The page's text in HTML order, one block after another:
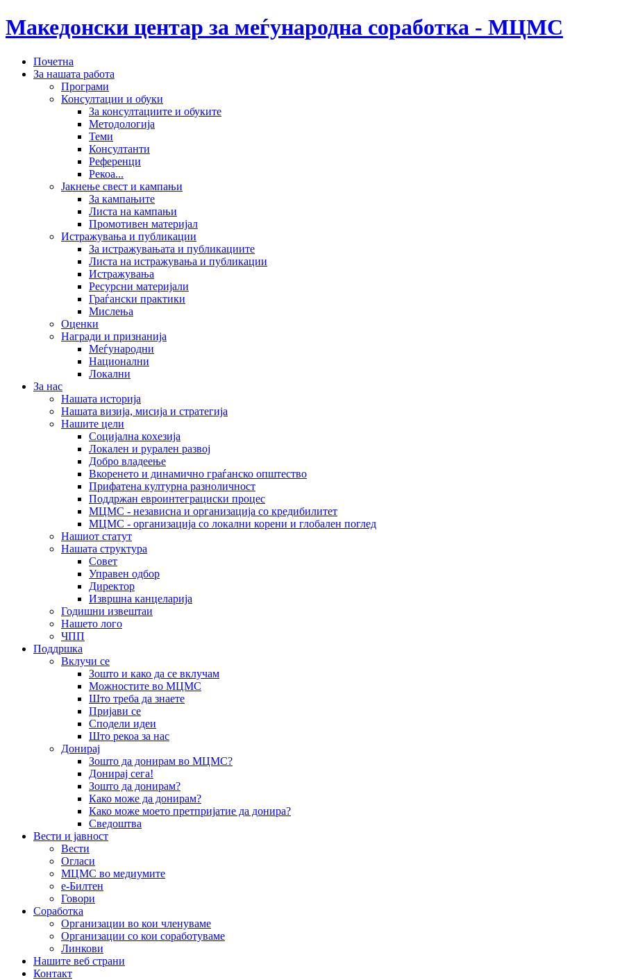
Македонски центар за меѓународна соработка - МЦМС
Почетна
За нашата работа
Програми
Консултации и обуки
За консултациите и обуките
Методологија
Теми
Консултанти
Референци
Рекоа...
Јакнење свест и кампањи
За кампањите
Листа на кампањи
Промотивен материјал
Истражувања и публикации
За истражувањата и публикациите
Листа на истражувања и публикации
Истражувања
Ресурсни материјали
Граѓански практики
Мислења
Оценки
Награди и признанија
Меѓународни
Национални
Локални
За нас
Нашата историја
Нашата визија, мисија и стратегија
Нашите цели
Социјална кохезија
Локален и рурален развој
Добро владеење
Вкоренето и динамично граѓанско општество
Прифатена културна разноличност
Поддржан евроинтеграциски процес
МЦМС - независна и организација со кредибилитет
МЦМС - организација со локални корени и глобален поглед
Нашиот статут
Нашата структура
Совет
Управен одбор
Директор
Извршна канцеларија
Годишни извештаи
Нашето лого
ЧПП
Поддршка
Вклучи се
Зошто и како да се вклучам
Можностите во МЦМС
Што треба да знаете
Пријави се
Сподели идеи
Што рекоа за нас
Донирај
Зошто да донирам во МЦМС?
Донирај сега!
Зошто да донирам?
Како може да донирам?
Како може моето претпријатие да донира?
Сведоштва
Вести и јавност
Вести
Огласи
МЦМС во медиумите
е-Билтен
Говори
Соработка
Организации во кои членуваме
Организации со кои соработуваме
Линкови
Нашите веб страни
Контакт